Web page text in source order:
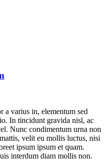
a varius in, elementum sed
In tincidunt gravida nisl, ac
Nunc condimentum urna non
velit eu mollis luctus, nisi
ipsum ipsum et quam.
interdum diam mollis non.